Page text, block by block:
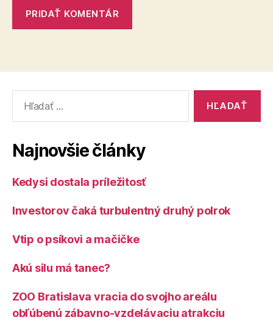
Najnovšie články
Kedysi dostala príležitosť
Investorov čaká turbulentný druhý polrok
Vtip o psíkovi a mačičke
Akú silu má tanec?
ZOO Bratislava vracia do svojho areálu
obľúbenú zábavno-vzdelávaciu atrakciu